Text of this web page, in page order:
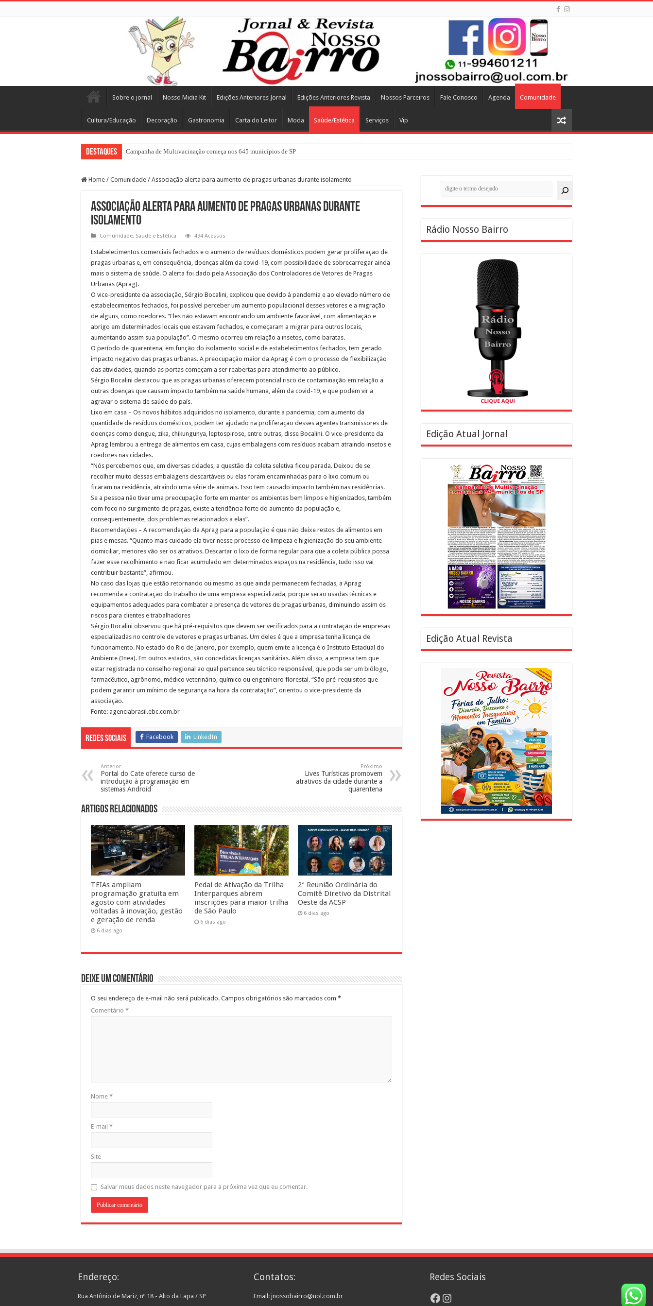
Sobre o jornal Nosso Midia Kit Edições Anteriores Jornal Edições Anteriores Revista Nossos Parceiros Fale Conosco Agenda Comunidade
Cultura/Educação Decoração Gastronomia Carta do Leitor Moda Saúde/Estética Serviços Vip
Destaques Campanha de Multivacinação começa nos 645 municípios de SP
Home / Comunidade / Associação alerta para aumento de pragas urbanas durante isolamento
Associação alerta para aumento de pragas urbanas durante
isolamento
Comunidade, Saúde e Estética 494 Acessos
Estabelecimentos comerciais fechados e o aumento de resíduos domésticos podem gerar proliferação de
pragas urbanas e, em consequência, doenças além da covid-19, com possibilidade de sobrecarregar ainda
mais o sistema de saúde. O alerta foi dado pela Associação dos Controladores de Vetores de Pragas
Urbanas (Aprag).
O vice-presidente da associação, Sérgio Bocalini, explicou que devido à pandemia e ao elevado número de
estabelecimentos fechados, foi possível perceber um aumento populacional desses vetores e a migração
de alguns, como roedores. “Eles não estavam encontrando um ambiente favorável, com alimentação e
abrigo em determinados locais que estavam fechados, e começaram a migrar para outros locais,
aumentando assim sua população”. O mesmo ocorreu em relação a insetos, como baratas.
O período de quarentena, em função do isolamento social e de estabelecimentos fechados, tem gerado
impacto negativo das pragas urbanas. A preocupação maior da Aprag é com o processo de flexibilização
das atividades, quando as portas começam a ser reabertas para atendimento ao público.
Sérgio Bocalini destacou que as pragas urbanas oferecem potencial risco de contaminação em relação a
outras doenças que causam impacto também na saúde humana, além da covid-19, e que podem vir a
agravar o sistema de saúde do país.
Lixo em casa – Os novos hábitos adquiridos no isolamento, durante a pandemia, com aumento da
quantidade de resíduos domésticos, podem ter ajudado na proliferação desses agentes transmissores de
doenças como dengue, zika, chikungunya, leptospirose, entre outras, disse Bocalini. O vice-presidente da
Aprag lembrou a entrega de alimentos em casa, cujas embalagens com resíduos acabam atraindo insetos e
roedores nas cidades.
“Nós percebemos que, em diversas cidades, a questão da coleta seletiva ficou parada. Deixou de se
recolher muito dessas embalagens descartáveis ou elas foram encaminhadas para o lixo comum ou
ficaram na residência, atraindo uma série de animais. Isso tem causado impacto também nas residências.
Se a pessoa não tiver uma preocupação forte em manter os ambientes bem limpos e higienizados, também
com foco no surgimento de pragas, existe a tendência forte do aumento da população e,
consequentemente, dos problemas relacionados a elas”.
Recomendações – A recomendação da Aprag para a população é que não deixe restos de alimentos em
pias e mesas. “Quanto mais cuidado ela tiver nesse processo de limpeza e higienização do seu ambiente
domiciliar, menores vão ser os atrativos. Descartar o lixo de forma regular para que a coleta pública possa
fazer esse recolhimento e não ficar acumulado em determinados espaços na residência, tudo isso vai
contribuir bastante”, afirmou.
No caso das lojas que estão retornando ou mesmo as que ainda permanecem fechadas, a Aprag
recomenda a contratação do trabalho de uma empresa especializada, porque serão usadas técnicas e
equipamentos adequados para combater a presença de vetores de pragas urbanas, diminuindo assim os
riscos para clientes e trabalhadores
Sérgio Bocalini observou que há pré-requisitos que devem ser verificados para a contratação de empresas
especializadas no controle de vetores e pragas urbanas. Um deles é que a empresa tenha licença de
funcionamento. No estado do Rio de Janeiro, por exemplo, quem emite a licença é o Instituto Estadual do
Ambiente (Inea). Em outros estados, são concedidas licenças sanitárias. Além disso, a empresa tem que
estar registrada no conselho regional ao qual pertence seu técnico responsável, que pode ser um biólogo,
farmacêutico, agrônomo, médico veterinário, químico ou engenheiro florestal. “São pré-requisitos que
podem garantir um mínimo de segurança na hora da contratação”, orientou o vice-presidente da
associação.
Fonte: agenciabrasil.ebc.com.br
Redes Sociais Facebook LinkedIn
Anterior
Portal do Cate oferece curso de
introdução à programação em
sistemas Android
Próximo
Lives Turísticas promovem
atrativos da cidade durante a
quarentena
Artigos Relacionados
TEIAs ampliam
programação gratuita em
agosto com atividades
voltadas à inovação, gestão
e geração de renda
6 dias ago
Pedal de Ativação da Trilha
Interparques abrem
inscrições para maior trilha
de São Paulo
6 dias ago
2ª Reunião Ordinária do
Comitê Diretivo da Distrital
Oeste da ACSP
6 dias ago
Deixe um comentário
O seu endereço de e-mail não será publicado. Campos obrigatórios são marcados com *
Comentário *
Nome *
E-mail *
Site
Salvar meus dados neste navegador para a próxima vez que eu comentar.
Pesquisar
Rádio Nosso Bairro
Edição Atual Jornal
Edição Atual Revista
Endereço:
Rua Antônio de Mariz, nº 18 - Alto da Lapa / SP
Contatos:
Email: jnossobairro@uol.com.br
Redes Sociais
Facebook
Instagram